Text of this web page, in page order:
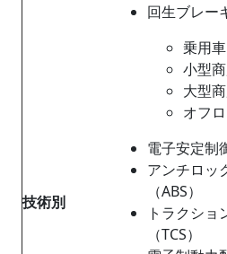
回生ブレー
乗用車
小型
大型
オフ
技術別
電子安定制
アンチロッ
（ABS）
トラクシ
（TCS）